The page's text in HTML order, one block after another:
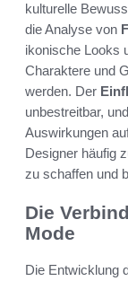
kulturelle
die Analyse von
ikonische Looks
Charaktere und
werden. Der
unbestreitbar,
Auswirkungen
Designer häufig
zu schaffen und
Die
Mode
Die Entwicklung